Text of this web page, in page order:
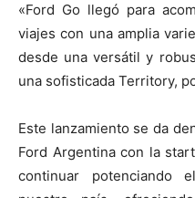
«Ford Go llegó para
viajes con una amplia
desde una versátil y
una sofisticada Territory,
Este lanzamiento se da
Ford Argentina con la
continuar potenciando